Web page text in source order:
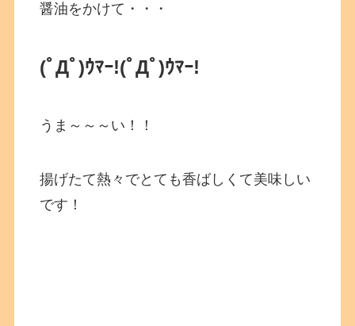
醤油をかけて・・・
(ﾟДﾟ)ｳﾏｰ!(ﾟДﾟ)ｳﾏｰ!
うま～～～い！！
揚げたて熱々でとても香ばしくて美味しい
です！